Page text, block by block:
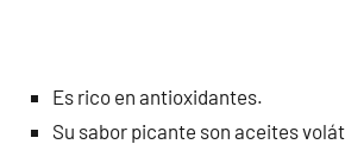
Es rico en antioxidantes.
Su sabor picante son aceites